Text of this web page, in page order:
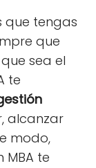
que tengas
que
sea el
te
alcanzar
modo,
MBA te